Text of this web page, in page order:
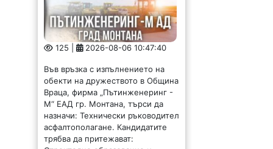
125 | 2026-08-06 10:47:40
обекти на дружеството в Община
Враца, фирма „Пътинженеринг -
М“ ЕАД гр. Монтана, търси да
назначи: Технически ръководител
асфалтополагане. Кандидатите
трябва да притежават:
Строително образование и